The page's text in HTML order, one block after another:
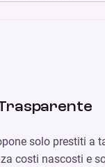
solo prestiti a
costi nascosti e